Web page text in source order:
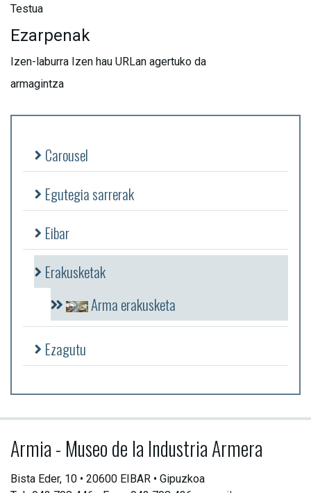
Testua
Ezarpenak
Izen-laburra Izen hau URLan agertuko da
armagintza
Carousel
Egutegia sarrerak
Eibar
Erakusketak
Arma erakusketa
Ezagutu
Armia - Museo de la Industria Armera
Bista Eder, 10 • 20600 EIBAR • Gipuzkoa